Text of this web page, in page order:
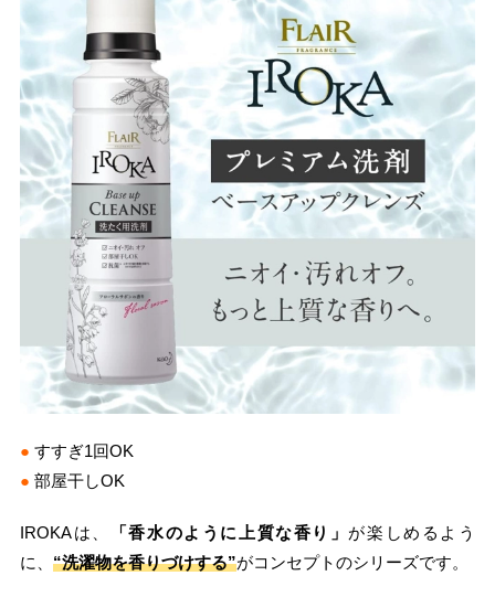
● すすぎ1回OK
● 部屋干しOK
IROKAは、 「香水のように上質な香り」 が楽しめるよう
に、“洗濯物を香りづけする”がコンセプトのシリーズです。